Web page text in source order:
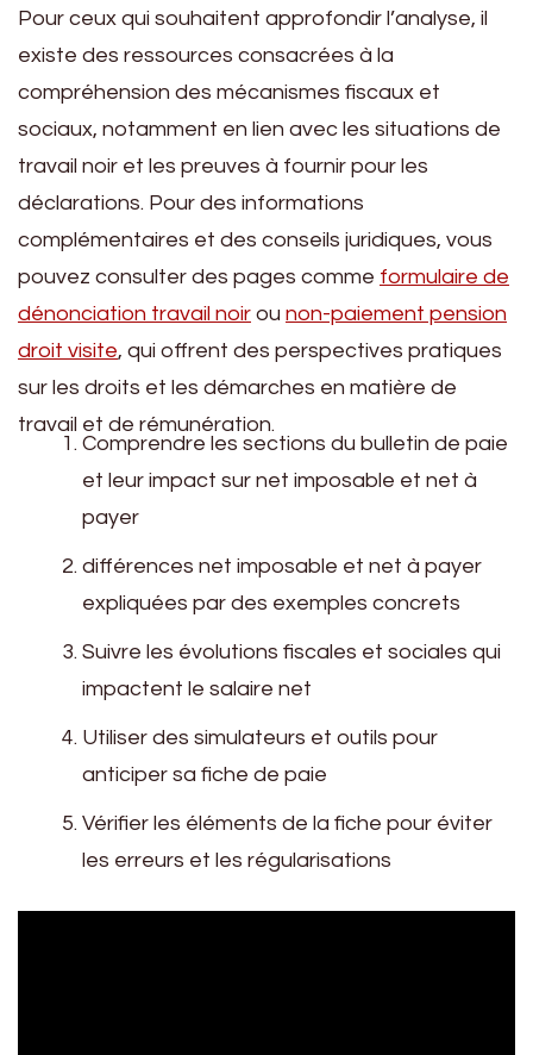
Pour ceux qui souhaitent approfondir l’analyse, il
existe des ressources consacrées à la
compréhension des mécanismes fiscaux et
sociaux, notamment en lien avec les situations de
travail noir et les preuves à fournir pour les
déclarations. Pour des informations
complémentaires et des conseils juridiques, vous
pouvez consulter des pages comme formulaire de
dénonciation travail noir ou non-paiement pension
droit visite, qui offrent des perspectives pratiques
sur les droits et les démarches en matière de
travail et de rémunération.
Comprendre les sections du bulletin de paie
et leur impact sur net imposable et net à
payer
différences net imposable et net à payer
expliquées par des exemples concrets
Suivre les évolutions fiscales et sociales qui
impactent le salaire net
Utiliser des simulateurs et outils pour
anticiper sa fiche de paie
Vérifier les éléments de la fiche pour éviter
les erreurs et les régularisations